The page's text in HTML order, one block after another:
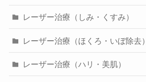
レーザー治療（しみ・くすみ）
レーザー治療（ほくろ・いぼ除去）
レーザー治療（ハリ・美肌）